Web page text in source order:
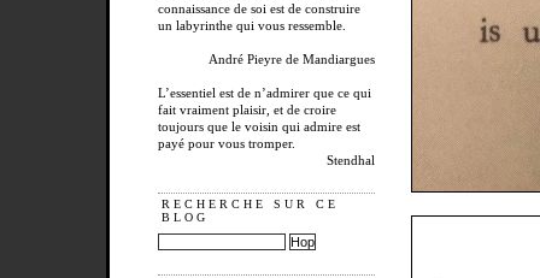
connaissance de soi est de construire
un labyrinthe qui vous ressemble.
André Pieyre de Mandiargues
L’essentiel est de n’admirer que ce qui
fait vraiment plaisir, et de croire
toujours que le voisin qui admire est
payé pour vous tromper.
Stendhal
RECHERCHE SUR CE
BLOG